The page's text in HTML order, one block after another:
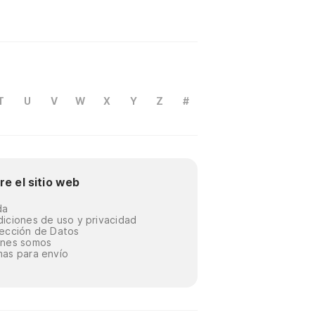
U V W X Y Z #
el sitio web
de uso y privacidad
de Datos
somos
para envío